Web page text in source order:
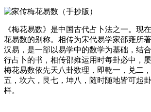
《梅花易数》是中国古代占卜法之一。现
花易数的别称。相传为宋代易学家邵雍所
汉易，是一部以易学中的数学为基础，结
行占卜的书，相传邵雍运用时每卦必中，屡
梅花易数依先天八卦数理，即乾一，兑二
五，坎六，艮七，坤八，随时随地皆可起
样。